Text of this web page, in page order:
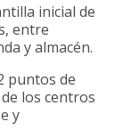
inicial de
entre
y almacén.
puntos de
los centros
y